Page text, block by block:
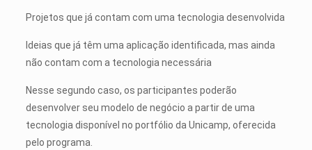
Projetos que já contam com uma tecnologia desenvolvida
Ideias que já têm uma aplicação identificada, mas ainda
não contam com a tecnologia necessária
Nesse segundo caso, os participantes poderão
desenvolver seu modelo de negócio a partir de uma
tecnologia disponível no portfólio da Unicamp, oferecida
pelo programa.